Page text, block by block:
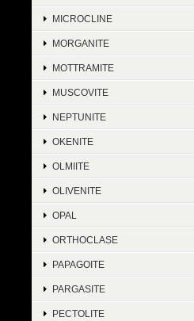
MICROCLINE
MORGANITE
MOTTRAMITE
MUSCOVITE
NEPTUNITE
OKENITE
OLMIITE
OLIVENITE
OPAL
ORTHOCLASE
PAPAGOITE
PARGASITE
PECTOLITE